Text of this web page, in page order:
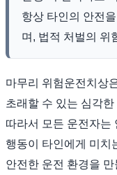
항상 타인의 안전
며, 법적 처벌의 위
마무리 위험운전치상은 단순한 사고가 아닌, 법적인 결과를
초래할 수 있는 심각
따라서 모든 운전자는
행동이 타인에게 미치
안전한 운전 환경을